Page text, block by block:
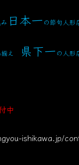
日本一 の節句人形
揃え 県下一 の人形
中
ishikawa.jp/